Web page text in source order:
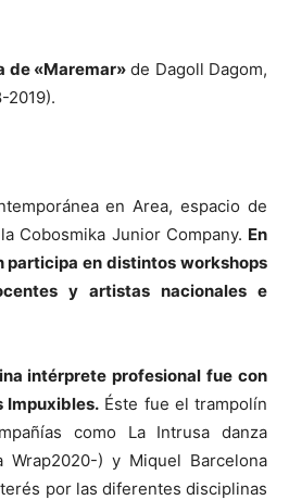
de «Maremar» de Dagoll Dagom,
2019).
en Area, espacio de
Cobosmika Junior Company. En
participa en distintos workshops
y artistas nacionales e
intérprete profesional fue con
Impuxibles. Éste fue el trampolín
como La Intrusa danza
Wrap2020-) y Miquel Barcelona
por las diferentes disciplinas